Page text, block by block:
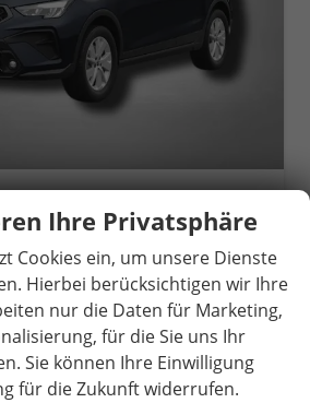
Getriebe Schaltgetriebe
Außenfarbe
Magnetic Grau Metallic / Dach in Midnight Schwarz Metallic
Kilometerstand 1.053 km
Details
Ihre Privatsphäre
Cookies ein, um unsere Dienste
Hierbei berücksichtigen wir Ihre
nur die Daten für Marketing,
für die Sie uns Ihr
Sie können Ihre Einwilligung
für die Zukunft widerrufen.